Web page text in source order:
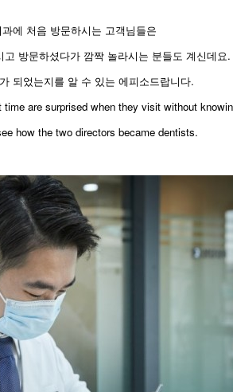
에 처음 방문하시는 고객님들은
방문하셨다가 깜짝 놀라시는 분들도 계신데요.
되었는지를 알 수 있는 에피소드랍니다.
are surprised when they visit without
how the two directors became dentists.